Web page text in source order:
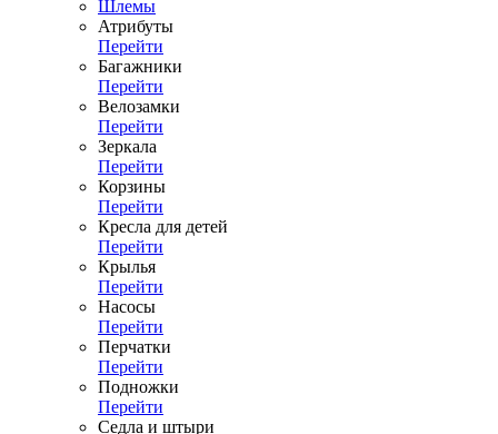
Шлемы
Атрибуты
Перейти
Багажники
Перейти
Велозамки
Перейти
Зеркала
Перейти
Корзины
Перейти
Кресла для детей
Перейти
Крылья
Перейти
Насосы
Перейти
Перчатки
Перейти
Подножки
Перейти
Седла и штыри